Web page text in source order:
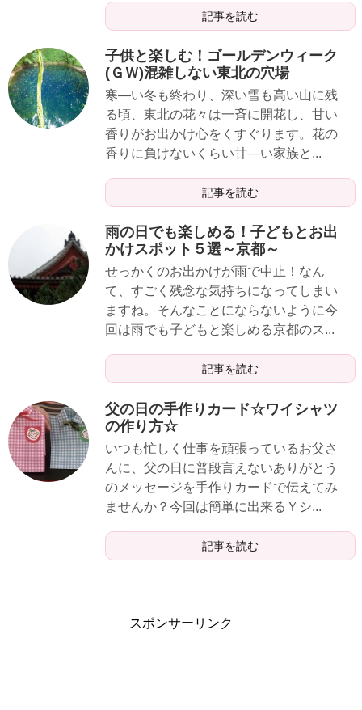
記事を読む
子供と楽しむ！ゴールデンウィーク
(ＧＷ)混雑しない東北の穴場
寒―い冬も終わり、深い雪も高い山に残
る頃、東北の花々は一斉に開花し、甘い
香りがお出かけ心をくすぐります。花の
香りに負けないくらい甘―い家族と...
記事を読む
雨の日でも楽しめる！子どもとお出
かけスポット５選～京都～
せっかくのお出かけが雨で中止！なん
て、すごく残念な気持ちになってしまい
ますね。そんなことにならないように今
回は雨でも子どもと楽しめる京都のス...
記事を読む
父の日の手作りカード☆ワイシャツ
の作り方☆
いつも忙しく仕事を頑張っているお父さ
んに、父の日に普段言えないありがとう
のメッセージを手作りカードで伝えてみ
ませんか？今回は簡単に出来るＹシ...
記事を読む
スポンサーリンク